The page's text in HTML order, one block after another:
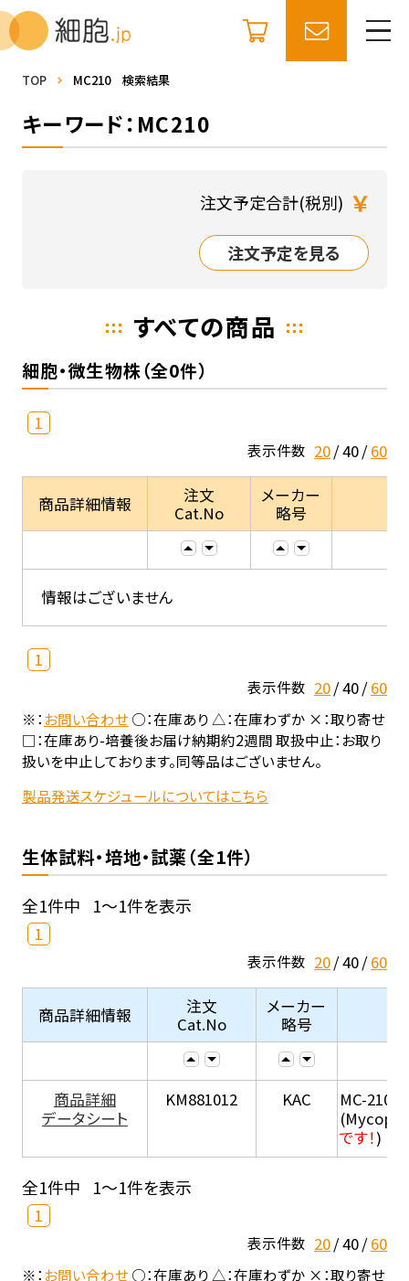
TOP MC210 検索結果
キーワード：MC210
注文予定合計(税別) ￥
注文予定を見る
すべての商品
細胞・微生物株（全0件）
1
表示件数 20 40 60
商品詳細情報
注文
Cat.No
メーカー
略号
情報はございません
1
表示件数 20 40 60
※：お問い合わせ○：在庫あり △：在庫わずか ×：取り寄せ
□：在庫あり-培養後お届け納期約2週間 取扱中止：お取り
扱いを中止しております。同等品はございません。
製品発送スケジュールについてはこちら
生体試料・培地・試薬（全1件）
全1件中 1～1件を表示
1
表示件数 20 40 60
商品詳細情報
注文
Cat.No
メーカー
略号
商品詳細
データシート
KM881012 KAC
MC-210 (
です！)
全1件中 1～1件を表示
1
表示件数 20 40 60
※：お問い合わせ○：在庫あり △：在庫わずか ×：取り寄せ